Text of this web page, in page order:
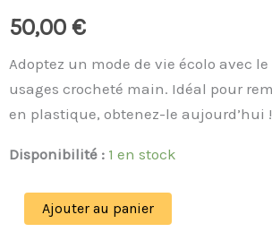
50,00 €
Adoptez un mode de vie écolo avec
usages crocheté main. Idéal pour
en plastique, obtenez-le aujourd’hui
Disponibilité : 1 en stock
Ajouter au panier